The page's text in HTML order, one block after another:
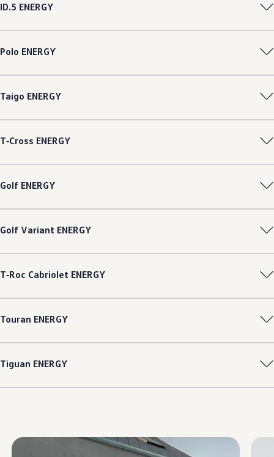
Lifestyle
Volkswagen R
Pannen- und Unfallhilfe
Volkswagen Kundenbetreuung
ID.5 ENERGY
Polo ENERGY
Taigo ENERGY
T‑Cross ENERGY
Golf ENERGY
Golf Variant ENERGY
T‑Roc Cabriolet ENERGY
Touran ENERGY
Tiguan ENERGY